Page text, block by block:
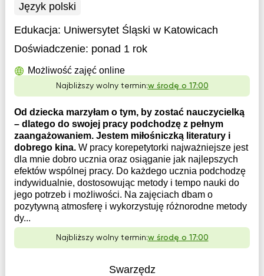
Język polski
Edukacja: Uniwersytet Śląski w Katowicach
Doświadczenie: ponad 1 rok
Możliwość zajęć online
Najbliższy wolny termin:w środę o 17:00
Od dziecka marzyłam o tym, by zostać nauczycielką
– dlatego do swojej pracy podchodzę z pełnym
zaangażowaniem. Jestem miłośniczką literatury i
dobrego kina. W pracy korepetytorki najważniejsze jest
dla mnie dobro ucznia oraz osiąganie jak najlepszych
efektów wspólnej pracy. Do każdego ucznia podchodzę
indywidualnie, dostosowując metody i tempo nauki do
jego potrzeb i możliwości. Na zajęciach dbam o
pozytywną atmosferę i wykorzystuję różnorodne metody
dy...
Najbliższy wolny termin:w środę o 17:00
Swarzędz